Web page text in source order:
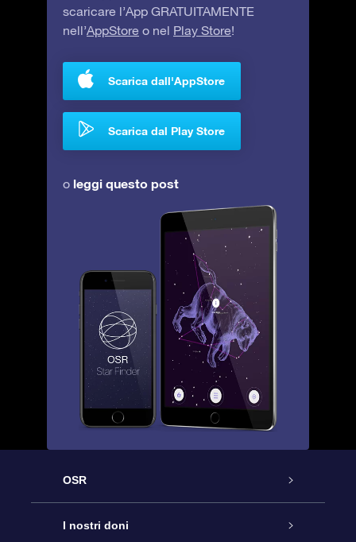
scaricare l’App GRATUITAMENTE
nell’AppStore o nel Play Store!
Scarica dall'AppStore
Scarica dal Play Store
o leggi questo post
OSR
Assistenza
I nostri doni